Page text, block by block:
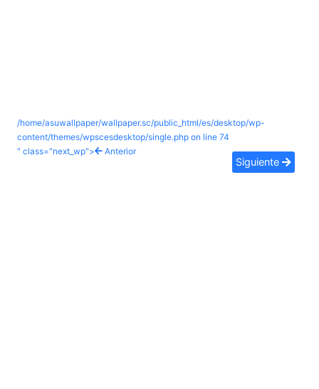
/home/asuwallpaper/wallpaper.sc/public_html/es/desktop/wp-
content/themes/wpscesdesktop/single.php on line 74
" class="next_wp">
Anterior
Siguiente